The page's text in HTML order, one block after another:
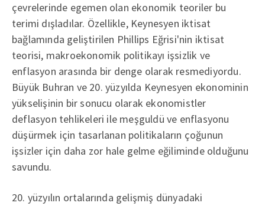
çevrelerinde egemen olan ekonomik teoriler bu
terimi dışladılar. Özellikle, Keynesyen iktisat
bağlamında geliştirilen Phillips Eğrisi'nin iktisat
teorisi, makroekonomik politikayı işsizlik ve
enflasyon arasında bir denge olarak resmediyordu.
Büyük Buhran ve 20. yüzyılda Keynesyen ekonominin
yükselişinin bir sonucu olarak ekonomistler
deflasyon tehlikeleri ile meşguldü ve enflasyonu
düşürmek için tasarlanan politikaların çoğunun
işsizler için daha zor hale gelme eğiliminde olduğunu
savundu.
20. yüzyılın ortalarında gelişmiş dünyadaki